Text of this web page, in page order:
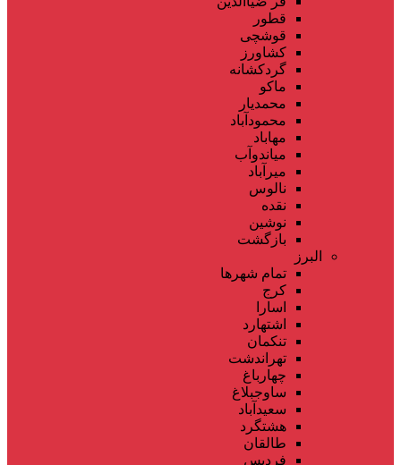
قطور
قوشچی
کشاورز
گردکشانه
ماکو
محمدیار
محمودآباد
مهاباد
میاندوآب
میرآباد
نالوس
نقده
نوشین
بازگشت
البرز
تمام شهر‌ها
کرج
اسارا
اشتهارد
تنکمان
تهراندشت
چهارباغ
ساوجبلاغ
سعیدآباد
هشتگرد
طالقان
فردیس